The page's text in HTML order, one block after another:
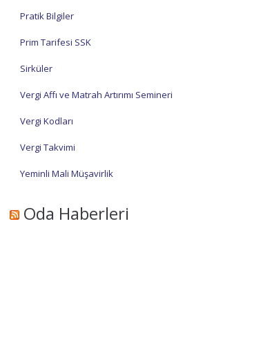
Pratik Bilgiler
Prim Tarifesi SSK
Sirküler
Vergi Affı ve Matrah Artırımı Semineri
Vergi Kodları
Vergi Takvimi
Yeminli Mali Müşavirlik
Oda Haberleri